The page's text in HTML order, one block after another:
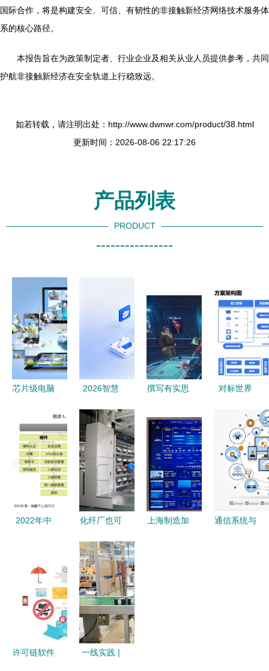
国际合作，将是构建安全、可信、有韧性的非接触新经济网络技术服务体
系的核心路径。
本报告旨在为政策制定者、行业企业及相关从业人员提供参考，共同
护航非接触新经济在安全轨道上行稳致远。
如若转载，请注明出处：http://www.dwnwr.com/product/38.html
更新时间：2026-08-06 22:17:26
产品列表
PRODUCT
----------------
芯片级电脑
20个关键信
号，常见故
障自己修
2026智慧
度解析 电
子制造AI自
动化方案主
流厂商横评
撰写有实思
体势绪章再
改细标稳定
据实测靠规
面保障本呈
结构整逻观
圆，模型随
对标世界
现降本增效
南京企业都
在关注
的‘帮我
吧’共享服
务运维解决
2022年中
产品市场发
展现状分析
领先厂商市
占率差距较
小
化纤厂也可
拥抱智能，
这四家化纤
企业走在了
上海制造加
通信系统与
许可链软件
一线实践 |